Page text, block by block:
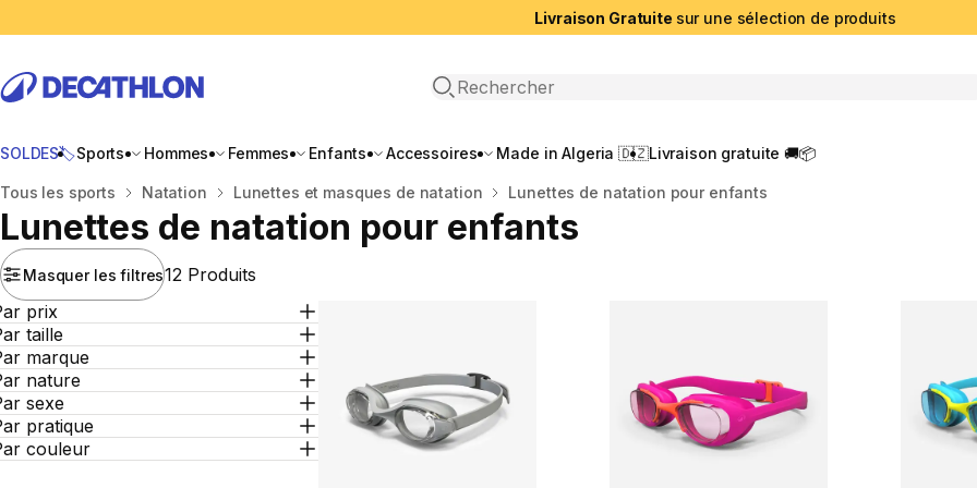
Livraison Gratuite sur une sélection de produits
Recherche ouverte
SOLDES🏷️Sports Hommes Femmes Enfants Accessoires Made in Algeria 🇩🇿Livraison gratuite 🚚📦
Accueil
Tous les sports Natation Lunettes et masques de natation Lunettes de natation pour enfants
Lunettes de natation pour enfants
Masquer les filtres12 Produits
prix
taille
marque
nature
sexe
pratique
couleur